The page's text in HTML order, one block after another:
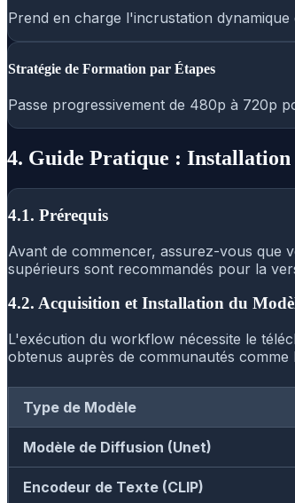
Prend en charge l'incrustation
Stratégie de Formation par Étapes
Passe progressivement de 480p à 720p
4. Guide Pratique :
4.1. Prérequis
Avant de commencer, assurez-vous que
supérieurs sont recommandés pour la
4.2. Acquisition et Installation du
L'exécution du workflow nécessite le
obtenus auprès de communautés comme
Type de Modèle
Modèle de Diffusion (Unet)
Encodeur de Texte (CLIP)